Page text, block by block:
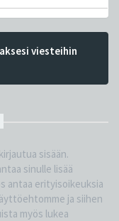
viesteihin
sisään.
sinulle lisää
antaa erityisoikeuksia
ja siihen
myös lukea